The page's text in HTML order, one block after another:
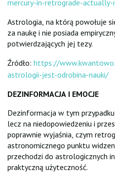
mercury-in-retrograde-actually-
Astrologia, na którą powołuje
za naukę i nie posiada
potwierdzających jej tezy.
Źródło: https://
astrologii-jest-odrobina-nauki/
DEZINFORMACJA I EMOCJE
Dezinformacja w tym
lecz na niedopowiedzeniu i
poprawnie wyjaśnia, czym
astronomicznego punktu
przechodzi do astrologicznych
praktyczną użyteczność.